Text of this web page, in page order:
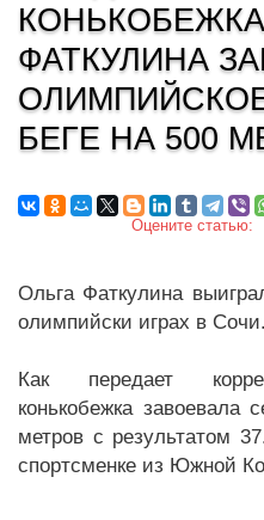
ФАТКУЛИНА
БЕГЕ НА 500
Оцените статью:
Ольга Фаткулина
олимпийски играх в Сочи.
Как передает
конькобежка завоевала
метров с результатом
спортсменке из Южной